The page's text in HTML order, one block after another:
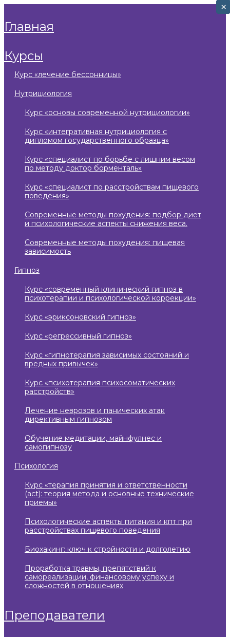
главная
курсы
курс «лечение бессонницы»
нутрициология
курс «основы современной нутрициологии»
курс «интегративная нутрициология с
дипломом государственного образца»
курс «специалист по борьбе с лишним весом
по методу доктор борменталь»
курс «специалист по расстройствам пищевого
поведения»
современные методы похудения: подбор диет
и психологические аспекты снижения веса.
современные методы похудения: пищевая
зависимость
гипноз
курс «современный клинический гипноз в
психотерапии и психологической коррекции»
курс «эриксоновский гипноз»
курс «регрессивный гипноз»
курс «гипнотерапия зависимых состояний и
вредных привычек»
курс «психотерапия психосоматических
расстройств»
лечение неврозов и панических атак
директивным гипнозом
обучение медитации, майнфулнес и
самогипнозу
психология
курс «терапия принятия и ответственности
(act): теория метода и основные технические
приемы»
психологические аспекты питания и кпт при
расстройствах пищевого поведения
биохакинг: ключ к стройности и долголетию
проработка травмы, препятствий к
самореализации, финансовому успеху и
сложностей в отношениях
преподаватели
×
×